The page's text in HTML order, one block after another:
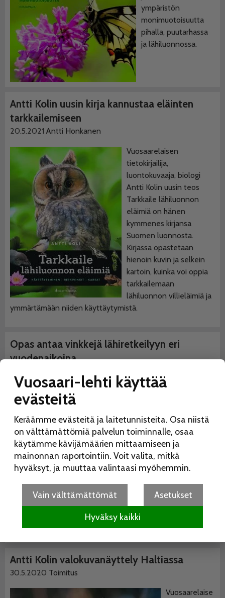
ympäristön
monimuotoisuutta
pihalla, puutarhassa
ja lähiluonnossa.
Antti Kolin uusin kirja kannustaa eläinten
tarkkailemiseen
20.5.2021 Antti Honkanen
Vuosaarelaisen
tietokirjailija,
luontokuvaaja, biologi
Antti Kolin uusin teos
Tarkkaile lähiluonnon
eläimiä on hänen
kymmenes kirjansa
Suomen luonnosta.
Kirjassa opastetaan
hienoin kuvin ja selkein
kartoin, kuinka voi oppia
tarkkailemaan
lähiluonnon villieläimiä ja
ymmärtämään niiden käyttäytymistä.
Opas antaa vinkkejä lähiretkeilyyn eri
vuodenaikoina
Vuosaarelaiselta
Antti Kolilta on ilmestynyt
uusi luontokirja Retkeilijän
vuodenajat, joka opastaa
retkeilyyn lähiluonnossa.
Teos on Kolin yhdeksäs
Antti Kolin valokuvanäyttely Haltiassa
30.5.2020 Toimitus
Vuosaarelaise
Vuosaari-lehti käyttää
evästeitä
Keräämme evästeitä ja laitetunnisteita. Osa niistä
on välttämättömiä palvelun toiminnalle, osaa
käytämme kävijämäärien mittaamiseen ja
mainonnan raportointiin. Voit valita, mitkä
hyväksyt, ja muuttaa valintaasi myöhemmin.
Vain välttämättömät Asetukset
Hyväksy kaikki